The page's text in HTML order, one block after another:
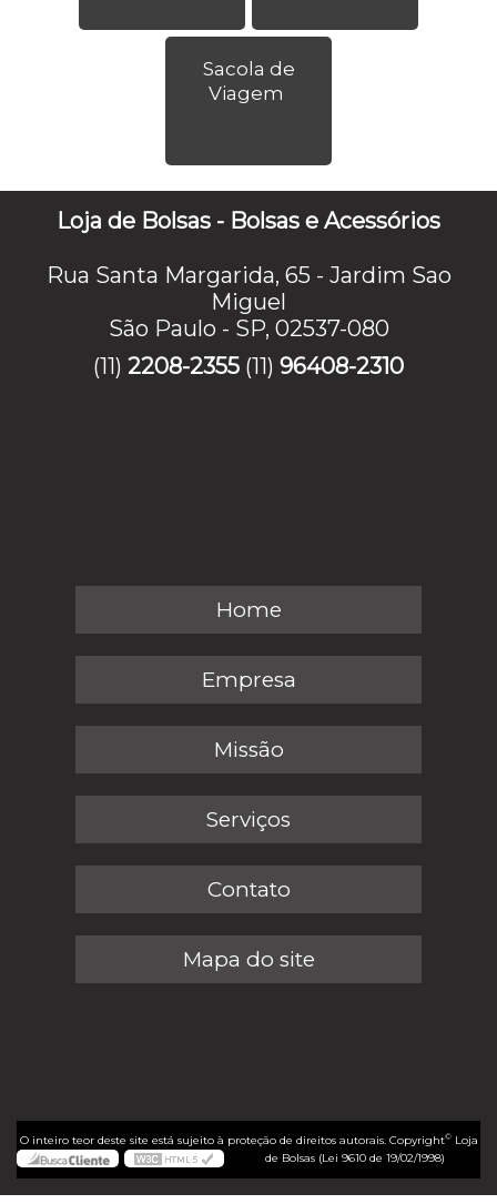
Sacola de
Viagem
Loja de Bolsas - Bolsas e Acessórios
Rua Santa Margarida, 65 - Jardim Sao
Miguel
São Paulo - SP, 02537-080
(11) 2208-2355 (11) 96408-2310
Home
Empresa
Missão
Serviços
Contato
Mapa do site
O inteiro teor deste site está sujeito à proteção de direitos autorais. Copyright©Loja
de Bolsas (Lei 9610 de 19/02/1998)